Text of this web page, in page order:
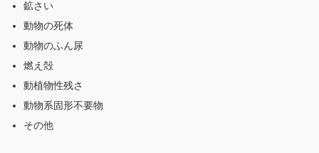
鉱さい
動物の死体
動物のふん尿
燃え殻
動植物性残さ
動物系固形不要物
その他